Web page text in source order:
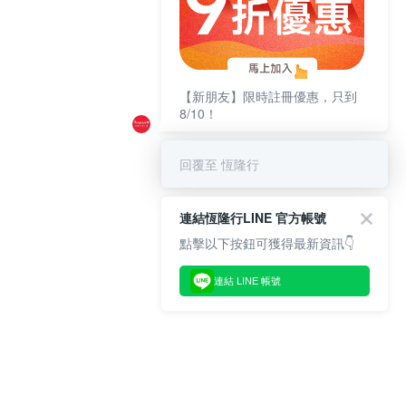
【新朋友】限時註冊優惠，只到
8/10！
回覆至 恆隆行
連結恆隆行LINE 官方帳號
點擊以下按鈕可獲得最新資訊👇
連結 LINE 帳號